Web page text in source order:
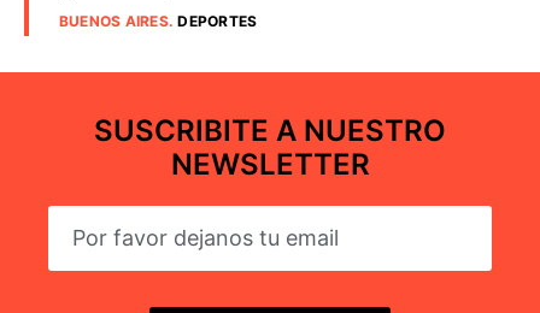
BUENOS AIRES.DEPORTES
SUSCRIBITE A NUESTRO
NEWSLETTER